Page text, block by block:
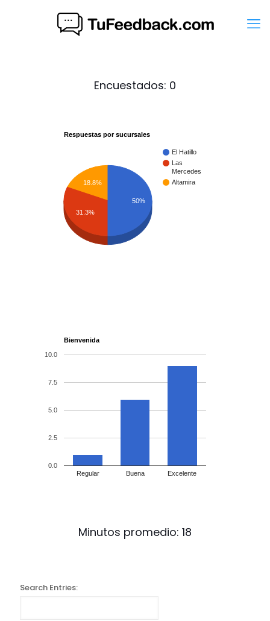
Encuestados: 0
Respuestas por sucursales
El Hatillo
Las
Mercedes
Altamira
18.8%
31.3%
50%
Bienvenida
Regular Buena Excelente
0.0
2.5
5.0
7.5
10.0
Minutos promedio: 18
Search Entries: